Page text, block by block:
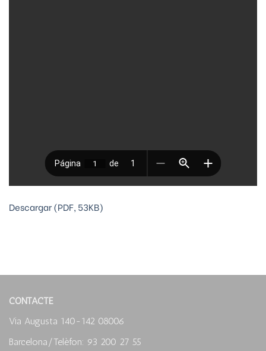
Descargar (PDF, 53KB)
CONTACTE
Via Augusta 140-142 08006
Barcelona/Telèfon: 93 200 27 55